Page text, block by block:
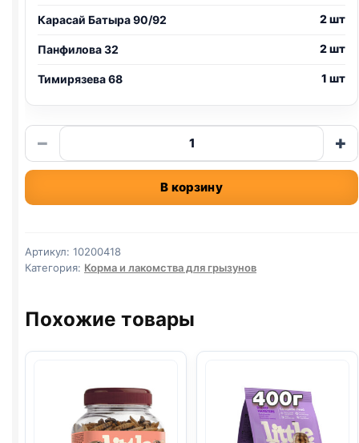
Карасай Батыра 90/92 2 шт
Панфилова 32 2 шт
Тимирязева 68 1 шт
−
Количество
товара
Little
грыз.
КРОЛИКОВ)
400г
+
В корзину
Артикул: 10200418
Категория: Корма и лакомства для грызунов
Похожие товары